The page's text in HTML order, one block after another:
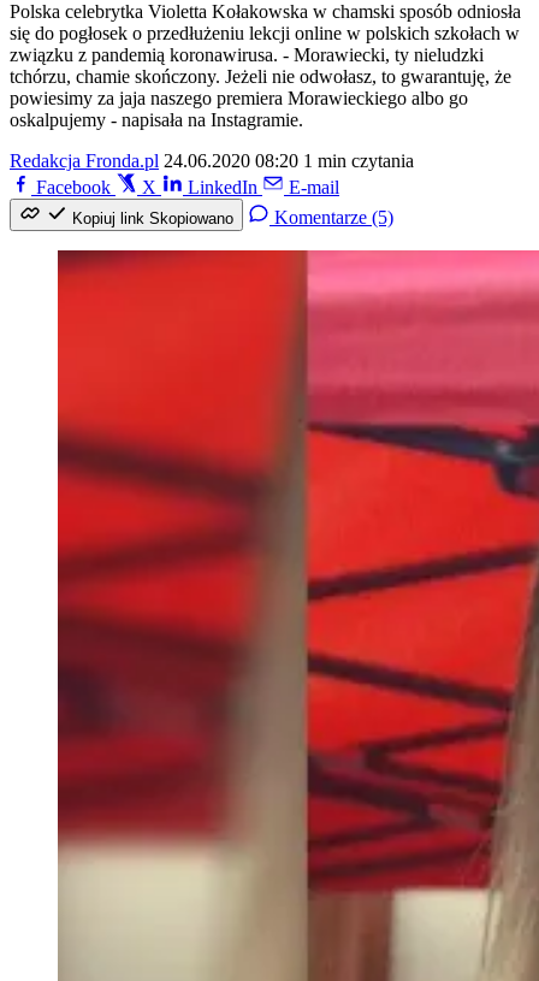
Polska celebrytka Violetta Kołakowska w chamski sposób odniosła
się do pogłosek o przedłużeniu lekcji online w polskich szkołach w
związku z pandemią koronawirusa. - Morawiecki, ty nieludzki
tchórzu, chamie skończony. Jeżeli nie odwołasz, to gwarantuję, że
powiesimy za jaja naszego premiera Morawieckiego albo go
oskalpujemy - napisała na Instagramie.
Redakcja Fronda.pl 24.06.2020 08:20 1 min czytania
Facebook
X LinkedIn E-mail
Kopiuj link Skopiowano Komentarze (5)